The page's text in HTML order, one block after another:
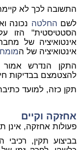
התשובה לכך לא
לשם החלטה נכונה
הסטטיסטית" הזו
אינטואיציה של
אינטואיציה של ה
התקן הנדרש אמור
להצטמצם בבדיקות
תקן כזה, למועד
אחזקה וקיים
פעולות אחזקה, אינן
בביצוע תקין,